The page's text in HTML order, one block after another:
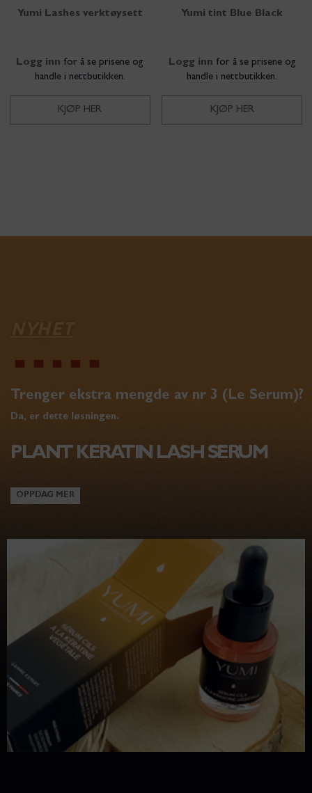
Yumi Lashes verktøysett
Logg inn for å se prisene og
handle i nettbutikken.
KJØP HER
Yumi tint Blue Black
Logg inn for å se prisene og
handle i nettbutikken.
KJØP HER
Trenger ekstra mengde av nr 3 (Le Serum)?
Da, er dette løsningen.
PLANT KERATIN LASH SERUM
OPPDAG MER